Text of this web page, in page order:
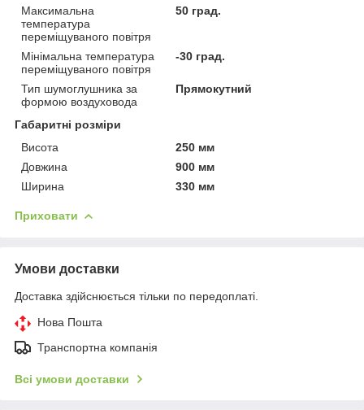
Максимальна
температура
переміщуваного повітря
50 град.
Мінімальна температура
переміщуваного повітря
-30 град.
Тип шумоглушника за
формою воздуховода
Прямокутний
Габаритні розміри
Висота
250 мм
Довжина
900 мм
Ширина
330 мм
Приховати
Умови доставки
Доставка здійснюється тільки по передоплаті.
Нова Пошта
Транспортна компанія
Всі умови доставки